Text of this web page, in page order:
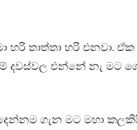
හරි තාත්තා හරි එනවා.
දවස්වල එන්නේ නැ මට
ගැන මට මහා